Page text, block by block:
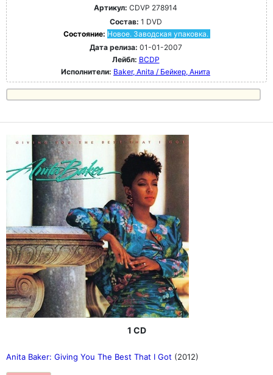
Артикул: CDVP 278914
Состав: 1 DVD
Состояние: Новое. Заводская упаковка.
Дата релиза: 01-01-2007
Лейбл: BCDP
Исполнители: Baker, Anita / Бейкер, Анита
1 CD
Anita Baker: Giving You The Best That I Got (2012)